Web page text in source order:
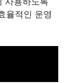
율적인 운영